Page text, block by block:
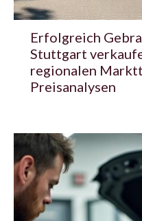
Erfolgreich
Stuttgart
regionalen
Preisanalysen